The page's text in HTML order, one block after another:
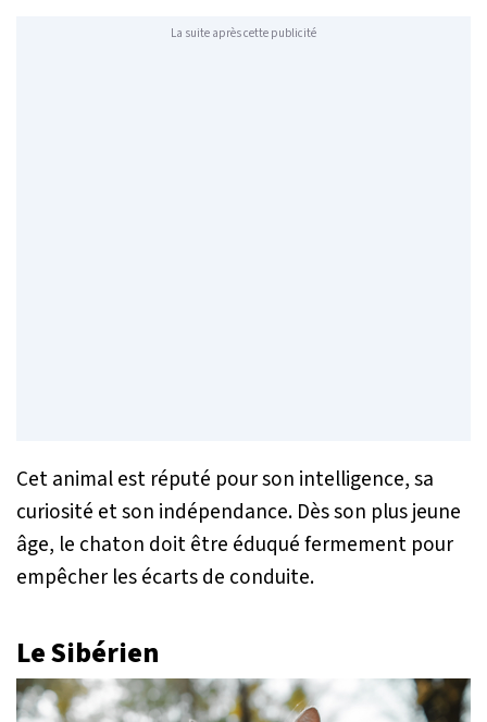
La suite après cette publicité
Cet animal est réputé pour son intelligence, sa
curiosité et son indépendance. Dès son plus jeune
âge, le chaton doit être éduqué fermement pour
empêcher les écarts de conduite.
Le Sibérien